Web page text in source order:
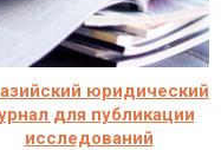
юридический
для публикации
исследований